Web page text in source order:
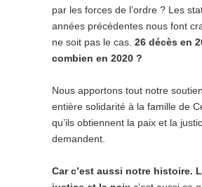
par les forces de l’ordre ? Les
années précédentes nous font
ne soit pas le cas. 26 décès en
combien en 2020 ?
Nous apportons tout notre
entière solidarité à la famille de
qu’ils obtiennent la paix et la
demandent.
Car c’est aussi notre histoire.